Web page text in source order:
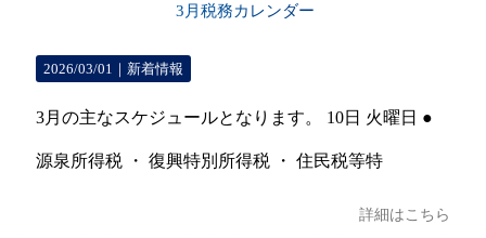
3月税務カレンダー
2026/03/01｜ 新着情報
3月の主なスケジュールとなります。 10日 火曜日 ●
源泉所得税 ・ 復興特別所得税 ・ 住民税等特
詳細はこちら